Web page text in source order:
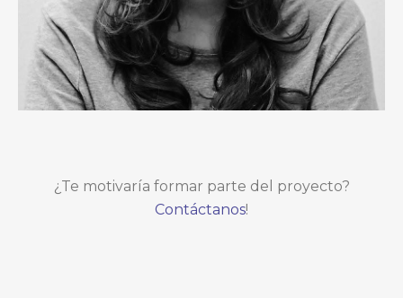
¿Te motivaría formar parte del proyecto?
Contáctanos!